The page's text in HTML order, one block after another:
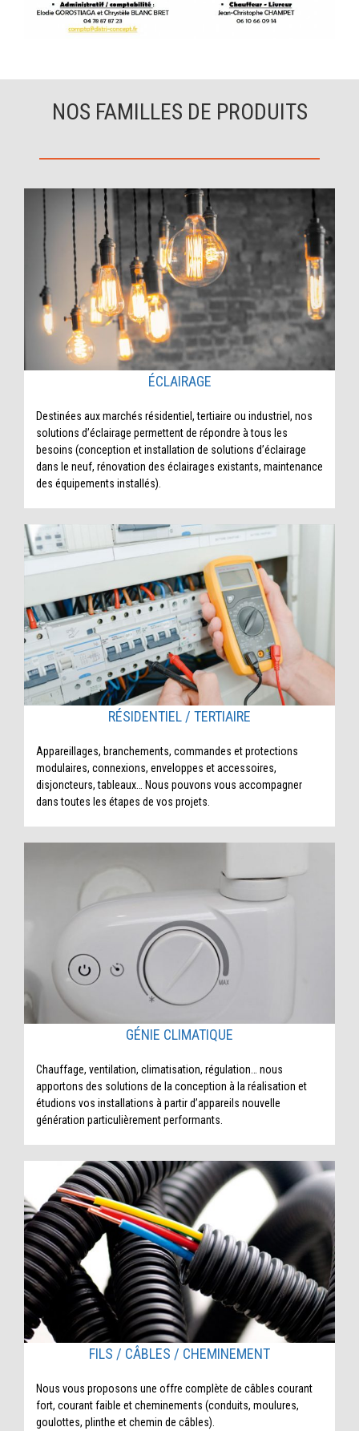
NOS FAMILLES DE PRODUITS
ÉCLAIRAGE
Destinées aux marchés résidentiel, tertiaire ou industriel, nos
solutions d’éclairage permettent de répondre à tous les
besoins (conception et installation de solutions d’éclairage
dans le neuf, rénovation des éclairages existants, maintenance
des équipements installés).
RÉSIDENTIEL / TERTIAIRE
Appareillages, branchements, commandes et protections
modulaires, connexions, enveloppes et accessoires,
disjoncteurs, tableaux… Nous pouvons vous accompagner
dans toutes les étapes de vos projets.
GÉNIE CLIMATIQUE
Chauffage, ventilation, climatisation, régulation… nous
apportons des solutions de la conception à la réalisation et
étudions vos installations à partir d’appareils nouvelle
génération particulièrement performants.
FILS / CÂBLES / CHEMINEMENT
Nous vous proposons une offre complète de câbles courant
fort, courant faible et cheminements (conduits, moulures,
goulottes, plinthe et chemin de câbles).